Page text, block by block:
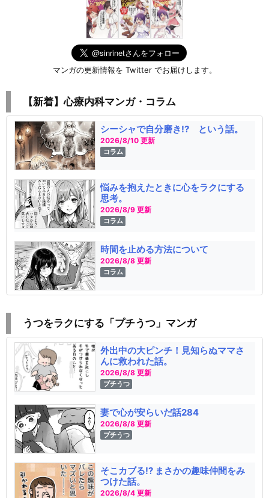
マンガの更新情報を Twitter でお届けします。
【新着】心療内科マンガ・コラム
シーシャで自分磨き!? という話。
2026/8/10 更新
コラム
悩みを抱えたときに心をラクにする
思考。
2026/8/9 更新
コラム
時間を止める方法について
2026/8/8 更新
コラム
うつをラクにする「プチうつ」マンガ
外出中の大ピンチ！見知らぬママさ
んに救われた話。
2026/8/8 更新
プチうつ
妻で心が安らいだ話284
2026/8/8 更新
プチうつ
そこカブる!? まさかの趣味仲間をみ
つけた話。
2026/8/4 更新